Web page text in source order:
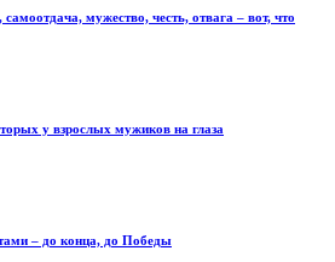
мужество, честь, отвага – вот, что
у взрослых мужиков на глаза
– до конца, до Победы